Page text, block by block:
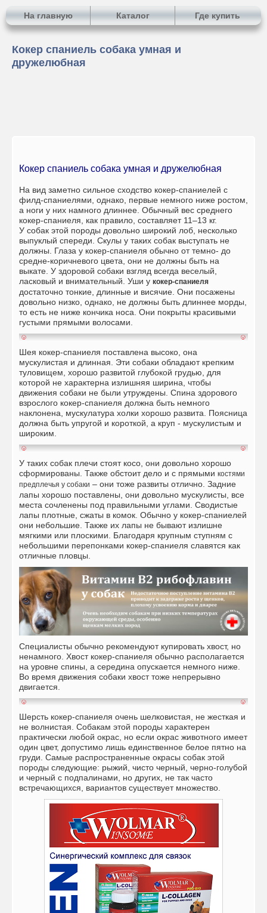
На главную Каталог Где купить
Кокер спаниель собака умная и
дружелюбная
Кокер спаниель собака умная и дружелюбная
На вид заметно сильное сходство кокер-спаниелей с
филд-спаниелями, однако, первые немного ниже ростом,
а ноги у них намного длиннее. Обычный вес среднего
кокер-спаниеля, как правило, составляет 11–13 кг.
У собак этой породы довольно широкий лоб, несколько
выпуклый спереди. Скулы у таких собак выступать не
должны. Глаза у кокер-спаниеля обычно от темно- до
средне-коричневого цвета, они не должны быть на
выкате. У здоровой собаки взгляд всегда веселый,
ласковый и внимательный. Уши у кокер-спаниеля
достаточно тонкие, длинные и висячие. Они посажены
довольно низко, однако, не должны быть длиннее морды,
то есть не ниже кончика носа. Они покрыты красивыми
густыми прямыми волосами.
Шея кокер-спаниеля поставлена высоко, она
мускулистая и длинная. Эти собаки обладают крепким
туловищем, хорошо развитой глубокой грудью, для
которой не характерна излишняя ширина, чтобы
движения собаки не были утруждены. Спина здорового
взрослого кокер-спаниеля должна быть немного
наклонена, мускулатура холки хорошо развита. Поясница
должна быть упругой и короткой, а круп - мускулистым и
широким.
У таких собак плечи стоят косо, они довольно хорошо
сформированы. Также обстоит дело и с прямыми костями
предплечья у собаки – они тоже развиты отлично. Задние
лапы хорошо поставлены, они довольно мускулисты, все
места сочленены под правильными углами. Сводистые
лапы плотные, сжаты в комок. Обычно у кокер-спаниелей
они небольшие. Также их лапы не бывают излишне
мягкими или плоскими. Благодаря крупным ступням с
небольшими перепонками кокер-спаниеля славятся как
отличные пловцы.
Специалисты обычно рекомендуют купировать хвост, но
ненамного. Хвост кокер-спаниеля обычно располагается
на уровне спины, а середина опускается немного ниже.
Во время движения собаки хвост тоже непрерывно
двигается.
Шерсть кокер-спаниеля очень шелковистая, не жесткая и
не волнистая. Собакам этой породы характерен
практически любой окрас, но если окрас животного имеет
один цвет, допустимо лишь единственное белое пятно на
груди. Самые распространенные окрасы собак этой
породы следующие: рыжий, чисто черный, черно-голубой
и черный с подпалинами, но других, не так часто
встречающихся, вариантов существует множество.